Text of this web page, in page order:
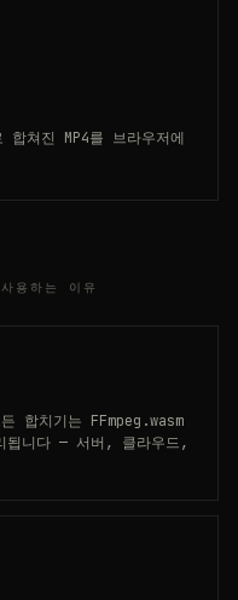
합쳐진 MP4를 브라우저에
용하는 이유
합치기는 FFmpeg.wasm
됩니다 — 서버, 클라우드,